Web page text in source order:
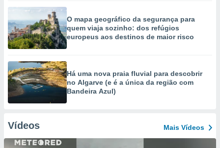
O mapa geográfico da segurança para
quem viaja sozinho: dos refúgios
europeus aos destinos de maior risco
Há uma nova praia fluvial para descobrir
no Algarve (e é a única da região com
Bandeira Azul)
Vídeos Mais Vídeos